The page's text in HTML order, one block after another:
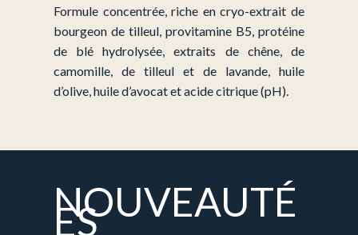
Formule concentrée, riche en cryo-extrait de
bourgeon de tilleul, provitamine B5, protéine
de blé hydrolysée, extraits de chêne, de
camomille, de tilleul et de lavande, huile
d’olive, huile d’avocat et acide citrique (pH).
NOUVEAUTÉ
ES